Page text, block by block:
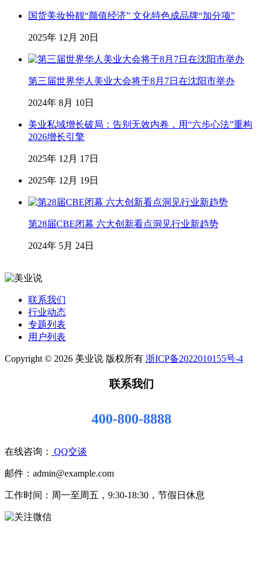
国货美妆扮靓“颜值经济” 文化特色成品牌“加分项”
2025年 12月 20日
第三届世界华人美业大会将于8月7日在沈阳市举办
2024年 8月 10日
美业私域增长破局：告别无效内卷，用“六步心法”重构
2026增长引擎
2025年 12月 17日
2025年 12月 19日
第28届CBE闭幕 六大创新看点洞见行业新趋势
2024年 5月 24日
联系我们
行业动态
专题列表
用户列表
Copyright © 2026 美业说 版权所有 浙ICP备2022010155号-4
联系我们
400-800-8888
在线咨询： QQ交谈
邮件：admin@example.com
工作时间：周一至周五，9:30-18:30，节假日休息